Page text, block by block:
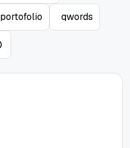
portofolio qwords